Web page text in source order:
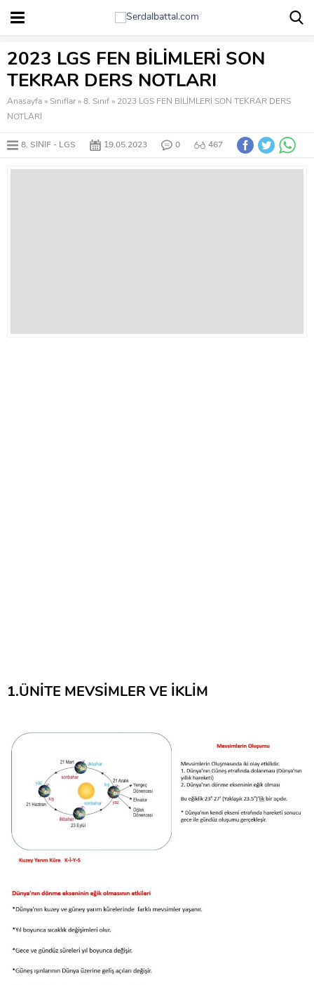
2023 LGS FEN BİLİMLERİ SON
TEKRAR DERS NOTLARI
Anasayfa » Sınıflar » 8. Sınıf » 2023 LGS FEN BİLİMLERİ SON TEKRAR DERS
NOTLARI
8. SINIF LGS 19.05.2023 0 467
1.ÜNİTE MEVSİMLER VE İKLİM